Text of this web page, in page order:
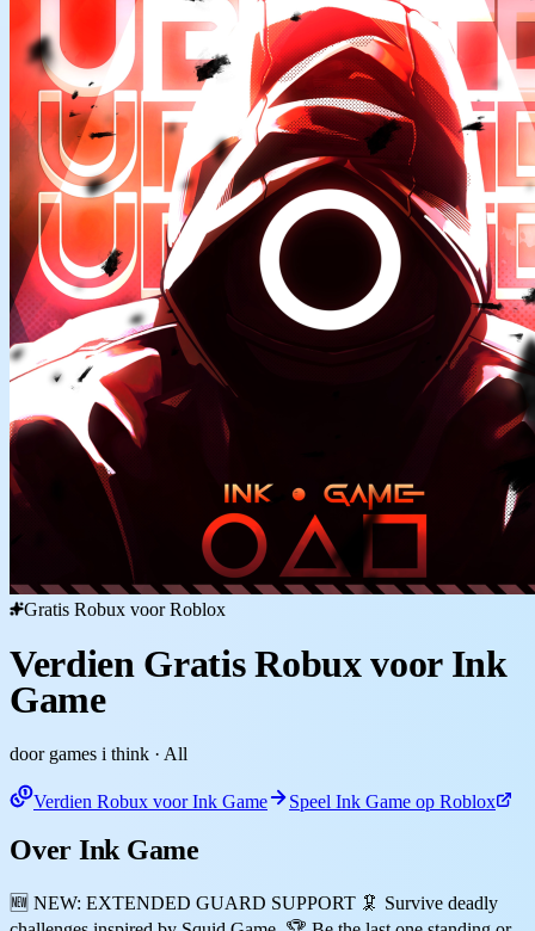
Gratis Robux voor Roblox
Verdien Gratis Robux voor Ink
Game
door games i think · All
Verdien Robux voor Ink Game Speel Ink Game op Roblox
Over Ink Game
🆕 NEW: EXTENDED GUARD SUPPORT 🦑 Survive deadly